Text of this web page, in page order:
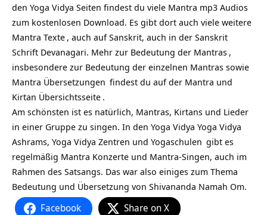
den Yoga Vidya Seiten findest du viele Mantra mp3 Audios
zum kostenlosen Download. Es gibt dort auch viele weitere
Mantra Texte , auch auf Sanskrit, auch in der Sanskrit
Schrift Devanagari. Mehr zur Bedeutung der Mantras ,
insbesondere zur Bedeutung der einzelnen Mantras sowie
Mantra Übersetzungen findest du aufder Mantra und
Kirtan Übersichtsseite .
Am schönsten ist es natürlich, Mantras, Kirtans und Lieder
in einer Gruppe zu singen. In den Yoga Vidya Yoga Vidya
Ashrams, Yoga Vidya Zentren und Yogaschulen gibt es
regelmäßig Mantra Konzerte und Mantra-Singen, auch im
Rahmen des Satsangs. Das war also einiges zum Thema
Bedeutung und Übersetzung von Shivananda Namah Om.
Facebook Share on X